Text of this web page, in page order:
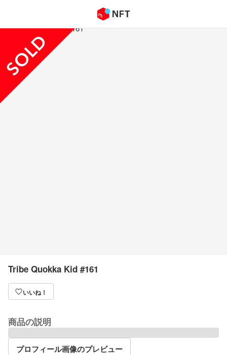
Tribe Quokka Kid #161
いいね！
商品の説明
プロフィール画像のプレビュー